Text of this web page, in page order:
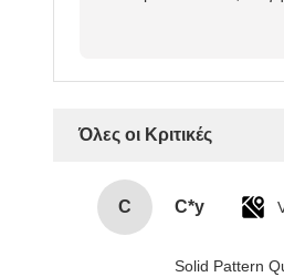
Όλες οι Κριτικές
C C*y
Solid Pattern